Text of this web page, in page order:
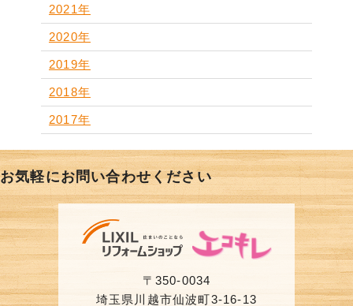
2021年
2020年
2019年
2018年
2017年
お気軽にお問い合わせください
〒350-0034
埼玉県川越市仙波町3-16-13